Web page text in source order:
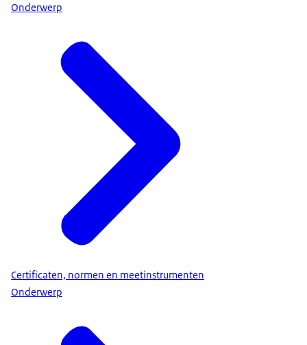
Onderwerp
Certificaten, normen en meetinstrumenten
Onderwerp